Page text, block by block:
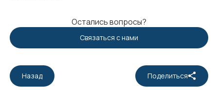
Остались вопросы?
Связаться с нами
Назад Поделиться